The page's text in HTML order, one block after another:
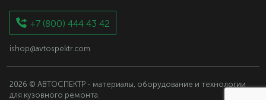
+7 (800) 444 43 42
ishop@avtospektr.com
2026 © АВТОСПЕКТР - материалы, оборудование и технологии
для кузовного ремонта.